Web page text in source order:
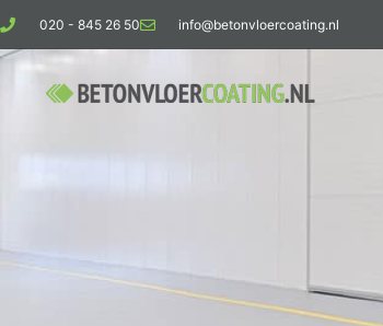
020 - 845 26 50 info@betonvloercoating.nl